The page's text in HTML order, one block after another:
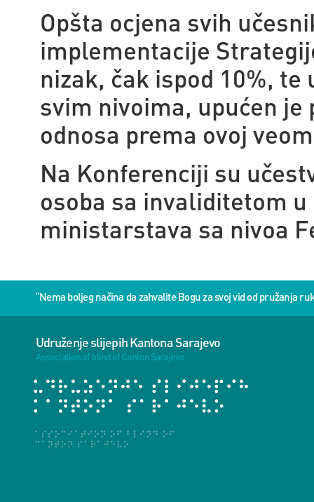
Opšta ocjena svih
implementacije
nizak, čak ispod 10%,
svim nivoima, upućen
odnosa prema ovoj
Na Konferenciji su
osoba sa invaliditetom
ministarstava sa nivoa
“Nema boljeg načina da zahvalite Bogu za svoj vid od pružanja
Udruženje slijepih Kantona Sarajevo
Association of blind of Canton Sarajevo